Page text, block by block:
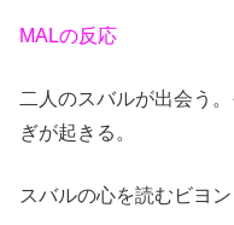
MALの反応
二人のスバルが出会う
ぎが起きる。
スバルの心を読むビヨ